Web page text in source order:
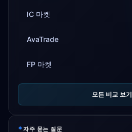
IC 마켓
AvaTrade
FP 마켓
모든 비교 보기
*자주 묻는 질문